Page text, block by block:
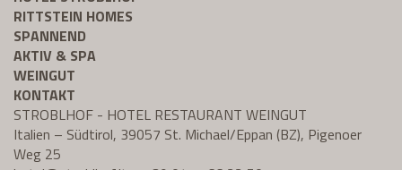
RITTSTEIN HOMES
SPANNEND
AKTIV & SPA
WEINGUT
KONTAKT
STROBLHOF - HOTEL RESTAURANT WEINGUT
Italien – Südtirol, 39057 St. Michael/Eppan (BZ), Pigenoer
Weg 25